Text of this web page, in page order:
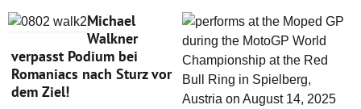
Michael
Walkner
verpasst Podium bei
Romaniacs nach Sturz vor
dem Ziel!